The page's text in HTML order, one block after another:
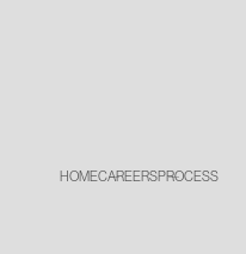
HOMECAREERSPROCESS